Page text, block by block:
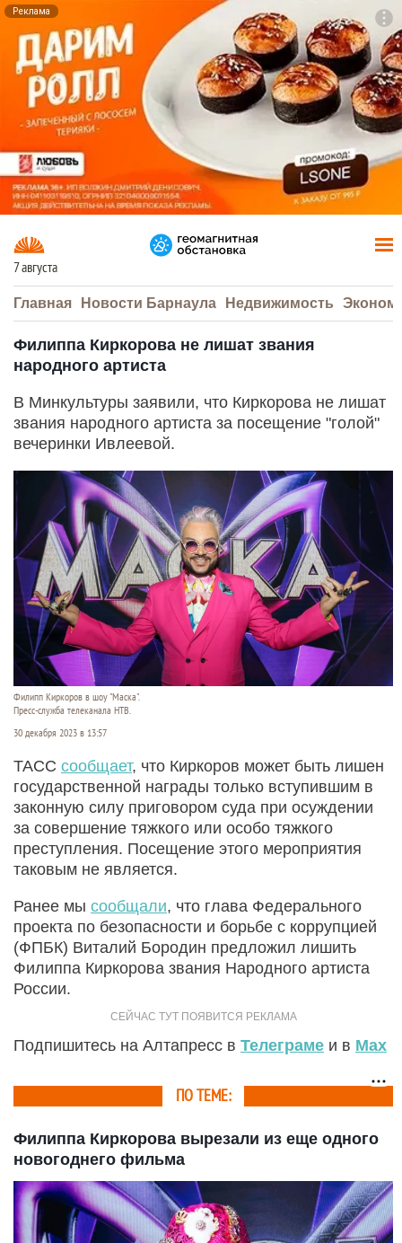
Реклама
7 августа
Главная Новости Барнаула Недвижимость
Филиппа Киркорова не лишат звания
народного артиста
В Минкультуры заявили, что Киркорова не лишат
звания народного артиста за посещение "голой"
вечеринки Ивлеевой.
Филипп Киркоров в шоу "Маска".
Пресс-служба телеканала НТВ.
30 декабря 2023 в 13:57
ТАСС сообщает, что Киркоров может быть лишен
государственной награды только вступившим в
законную силу приговором суда при осуждении
за совершение тяжкого или особо тяжкого
преступления. Посещение этого мероприятия
таковым не является.
Ранее мы сообщали, что глава Федерального
проекта по безопасности и борьбе с коррупцией
(ФПБК) Виталий Бородин предложил лишить
Филиппа Киркорова звания Народного артиста
России.
Подпишитесь на Алтапресс в Телеграме и в Max
ПО ТЕМЕ:
Филиппа Киркорова вырезали из еще одного
новогоднего фильма